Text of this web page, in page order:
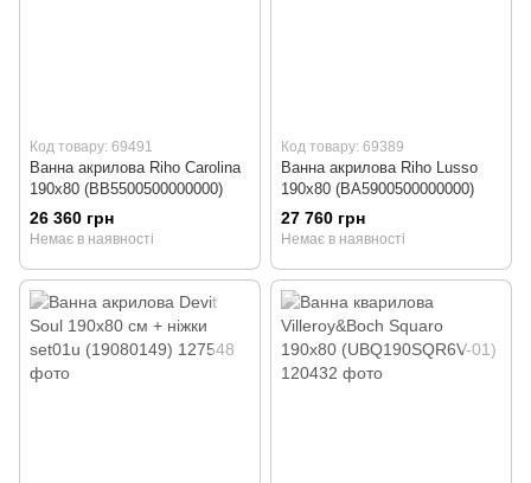
Код товару: 69491
Ванна акрилова Riho Carolina
190x80 (BB5500500000000)
26 360 грн
Немає в наявності
Код товару: 69389
Ванна акрилова Riho Lusso
190x80 (BA5900500000000)
27 760 грн
Немає в наявності